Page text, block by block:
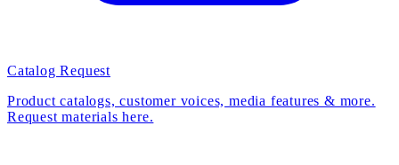
Catalog Request
Product catalogs, customer voices, media features & more.
Request materials here.